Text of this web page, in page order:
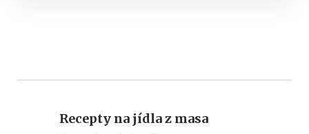
Recepty na jídla z masa